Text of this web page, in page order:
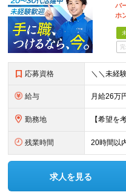
バ
ホ
応募資格
給与
勤務地
残業時間 20時間以
求人を見る